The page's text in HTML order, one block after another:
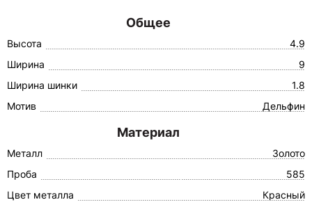
Общее
Высота
4.9
Ширина
9
Ширина шинки
1.8
Мотив
Дельфин
Материал
Металл
Золото
Проба
585
Цвет металла
Красный